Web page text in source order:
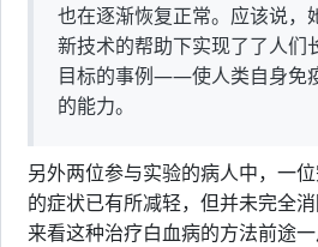
也在逐渐恢复正常。应该说，
新技术的帮助下实现了了人们
目标的事例——使人类自身免
的能力。
另外两位参与实验的病人中，一
的症状已有所减轻，但并未完全
来看这种治疗白血病的方法前途